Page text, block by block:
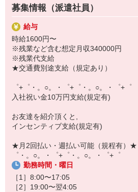
機械/食品製造・梱包・仕分け・加工
▼美容系
眉毛サロンのアイブロウ・ネイリスト
▼営業・販売
法人営業・アパレル販売・個別指導塾
▼人気案件も多数♪
短期・期間限定・オープニング・官公
上場/優良/大手企業など
【スマホ面接実施中】
￣￣￣￣￣￣￣￣￣
自宅に居ながらスマホでカンタン面接
オンライン面談なのでスピード対応。
即日登録もOK♪
気になった方はお気軽にご相談ください
募集情報（派遣社員）
給与
時給1600円〜
※残業など含む想定月収340000円
※残業代支給
★交通費別途支給（規定あり）
゜+゜・。○。・゜+゜・。○。・゜+゜
入社祝い金10万円支給(規定有)
お友達を紹介頂くと,
インセンティブ支給(規定有)
★月2回払い・週払い可能（規程有）★
゜・。○。・゜+゜・。○。・゜+゜
勤務時間・曜日
［1］8:00〜17:05
［2］19:00〜翌4:05